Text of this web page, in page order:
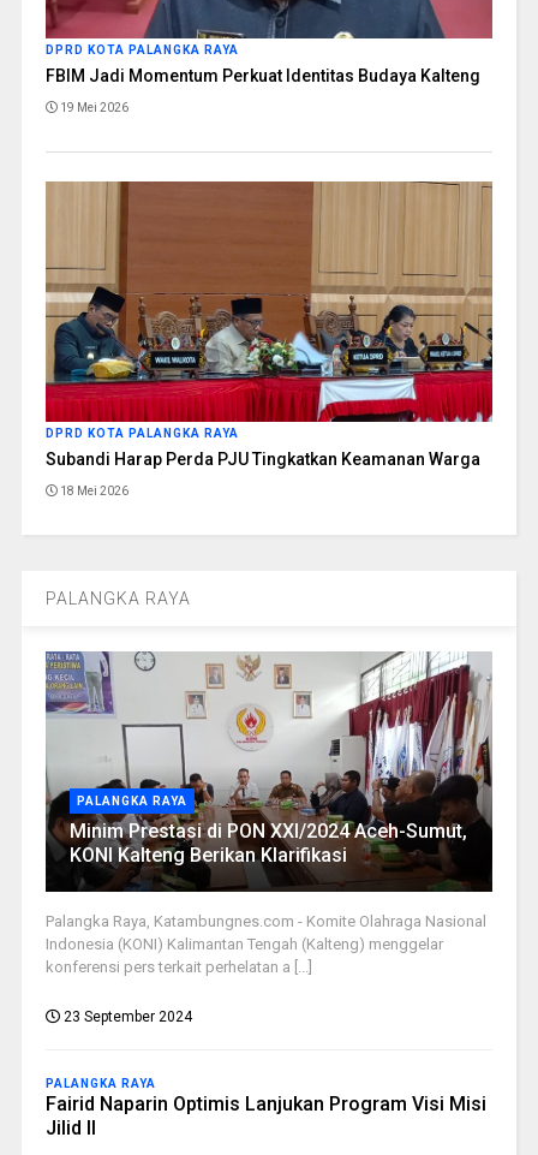
DPRD KOTA PALANGKA RAYA
FBIM Jadi Momentum Perkuat Identitas Budaya Kalteng
19 Mei 2026
DPRD KOTA PALANGKA RAYA
Subandi Harap Perda PJU Tingkatkan Keamanan Warga
18 Mei 2026
PALANGKA RAYA
PALANGKA RAYA
Minim Prestasi di PON XXI/2024 Aceh-Sumut,
KONI Kalteng Berikan Klarifikasi
Palangka Raya, Katambungnes.com - Komite Olahraga Nasional
Indonesia (KONI) Kalimantan Tengah (Kalteng) menggelar
konferensi pers terkait perhelatan a [...]
23 September 2024
PALANGKA RAYA
Fairid Naparin Optimis Lanjukan Program Visi Misi
Jilid II